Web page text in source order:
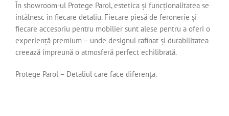
În showroom-ul Protege Parol, estetica și funcționalitatea se
întâlnesc în fiecare detaliu. Fiecare piesă de feronerie și
fiecare accesoriu pentru mobilier sunt alese pentru a oferi o
experiență premium – unde designul rafinat și durabilitatea
creează împreună o atmosferă perfect echilibrată.
Protege Parol – Detaliul care face diferența.